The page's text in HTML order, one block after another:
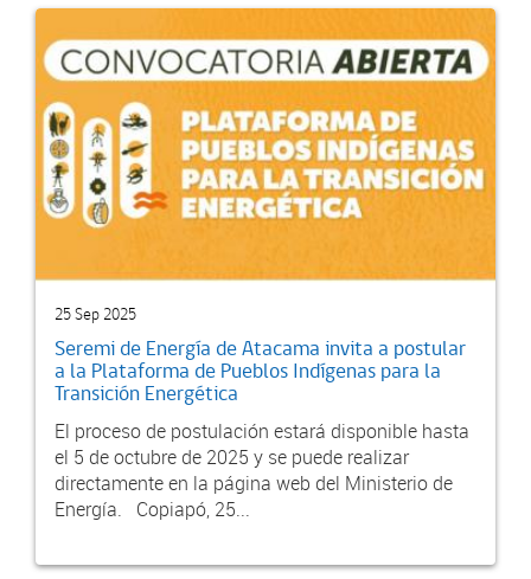
25 Sep 2025
Seremi de Energía de Atacama invita a postular
a la Plataforma de Pueblos Indígenas para la
Transición Energética
El proceso de postulación estará disponible hasta
el 5 de octubre de 2025 y se puede realizar
directamente en la página web del Ministerio de
Energía. Copiapó, 25...